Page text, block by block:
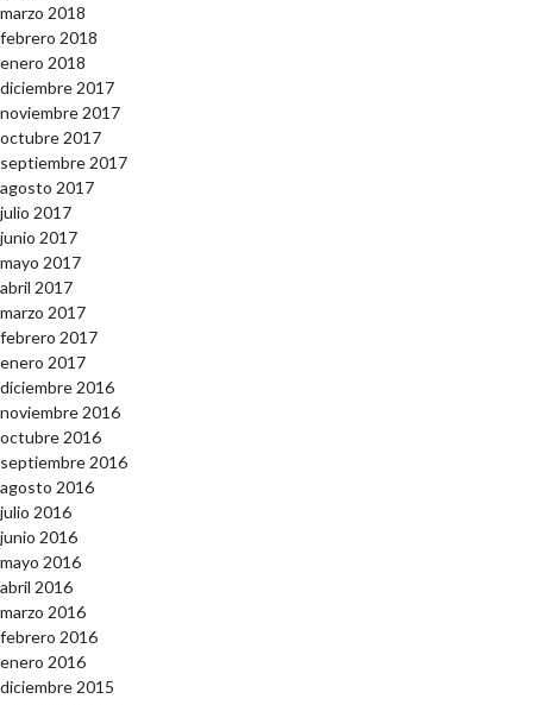
marzo 2018
febrero 2018
enero 2018
diciembre 2017
noviembre 2017
octubre 2017
septiembre 2017
agosto 2017
julio 2017
junio 2017
mayo 2017
abril 2017
marzo 2017
febrero 2017
enero 2017
diciembre 2016
noviembre 2016
octubre 2016
septiembre 2016
agosto 2016
julio 2016
junio 2016
mayo 2016
abril 2016
marzo 2016
febrero 2016
enero 2016
diciembre 2015